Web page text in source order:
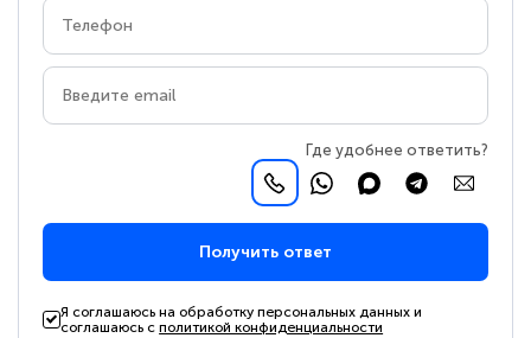
Где удобнее ответить?
Получить ответ
Я соглашаюсь на обработку персональных данных и
соглашаюсь сполитикой конфиденциальности